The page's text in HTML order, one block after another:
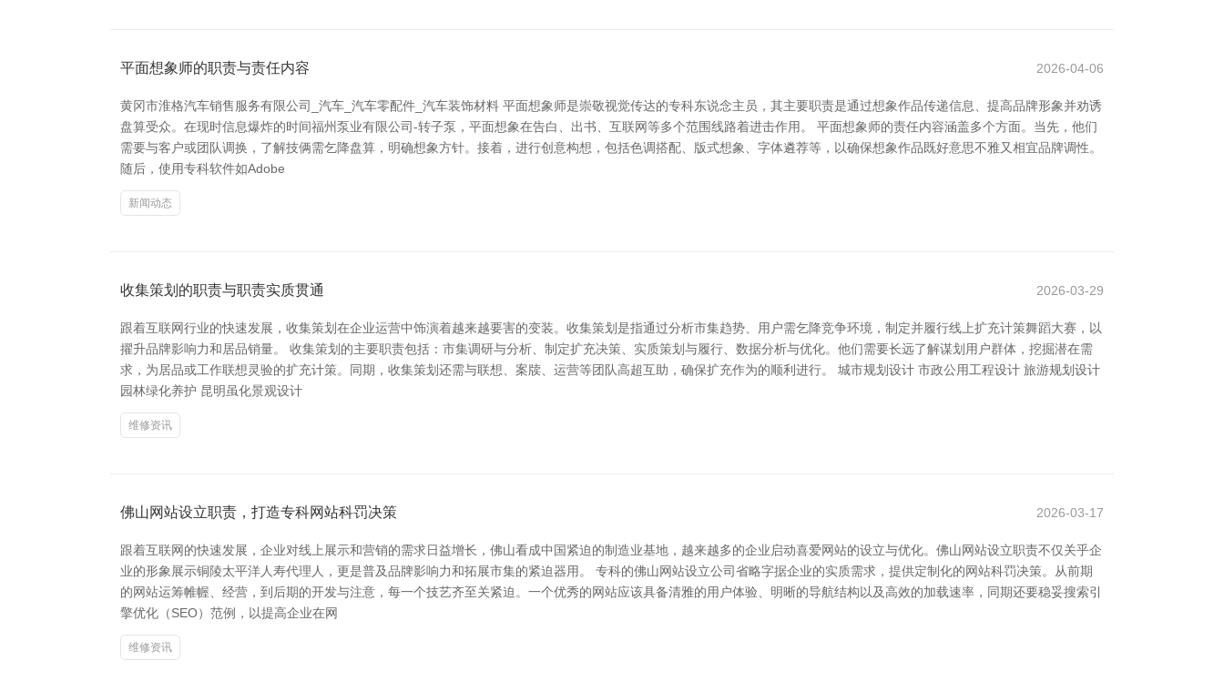
平面想象师的职责与责任内容 2026-04-06
黄冈市淮格汽车销售服务有限公司_汽车_汽车零配件_汽车装饰材料 平面想象师是崇敬视觉传达的专科东说念主员，其主要职责是通过想象作品传递信息、提高品牌形象并劝诱
盘算受众。在现时信息爆炸的时间福州泵业有限公司-转子泵，平面想象在告白、出书、互联网等多个范围线路着进击作用。 平面想象师的责任内容涵盖多个方面。当先，他们
需要与客户或团队调换，了解技俩需乞降盘算，明确想象方针。接着，进行创意构想，包括色调搭配、版式想象、字体遴荐等，以确保想象作品既好意思不雅又相宜品牌调性。
随后，使用专科软件如Adobe
新闻动态
收集策划的职责与职责实质贯通 2026-03-29
跟着互联网行业的快速发展，收集策划在企业运营中饰演着越来越要害的变装。收集策划是指通过分析市集趋势、用户需乞降竞争环境，制定并履行线上扩充计策舞蹈大赛，以
擢升品牌影响力和居品销量。 收集策划的主要职责包括：市集调研与分析、制定扩充决策、实质策划与履行、数据分析与优化。他们需要长远了解谋划用户群体，挖掘潜在需
求，为居品或工作联想灵验的扩充计策。同期，收集策划还需与联想、案牍、运营等团队高超互助，确保扩充作为的顺利进行。 城市规划设计 市政公用工程设计 旅游规划设计
园林绿化养护 昆明虽化景观设计
维修资讯
佛山网站设立职责，打造专科网站科罚决策 2026-03-17
跟着互联网的快速发展，企业对线上展示和营销的需求日益增长，佛山看成中国紧迫的制造业基地，越来越多的企业启动喜爱网站的设立与优化。佛山网站设立职责不仅关乎企
业的形象展示铜陵太平洋人寿代理人，更是普及品牌影响力和拓展市集的紧迫器用。 专科的佛山网站设立公司省略字据企业的实质需求，提供定制化的网站科罚决策。从前期
的网站运筹帷幄、经营，到后期的开发与注意，每一个技艺齐至关紧迫。一个优秀的网站应该具备清雅的用户体验、明晰的导航结构以及高效的加载速率，同期还要稳妥搜索引
擎优化（SEO）范例，以提高企业在网
维修资讯